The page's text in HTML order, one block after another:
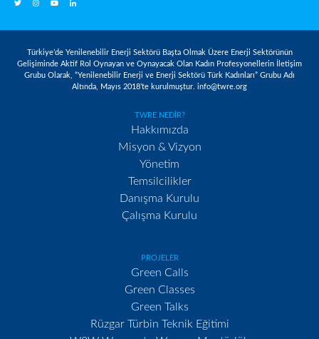
Türkiye’de Yenilenebilir Enerji Sektörü Başta Olmak Üzere Enerji Sektörünün
Gelişiminde Aktif Rol Oynayan ve Oynayacak Olan Kadın Profesyonellerin İletişim
Grubu Olarak, “Yenilenebilir Enerji ve Enerji Sektörü Türk Kadınları” Grubu Adı
Altında, Mayıs 2018’te kurulmuştur. info@twre.org
TWRE NEDİR?
Hakkımızda
Misyon & Vizyon
Yönetim
Temsilcilikler
Danışma Kurulu
Çalışma Kurulu
PROJELER
Green Calls
Green Classes
Green Talks
Rüzgar Türbin Teknik Eğitimi